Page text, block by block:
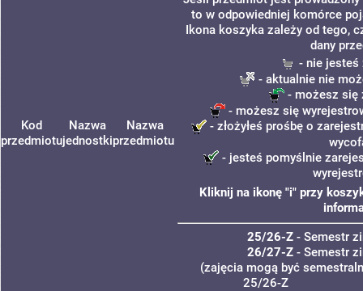
Kod
przedmiotu
Nazwa
jednostki
Nazwa
przedmiotu
to w odpowiedniej komórce
Ikona koszyka zależy od tego,
dany
- nie jesteś
- aktualnie nie
- możesz się
- możesz się
- złożyłeś prośbę o
- jesteś pomyślnie
Kliknij na ikonę "i" przy
25/26-Z- Semestr
26/27-Z- Semestr
(zajęcia mogą być
25/26-Z